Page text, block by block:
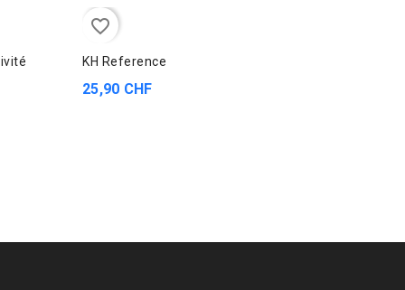
favorite_border
KH Reference
25,90 CHF